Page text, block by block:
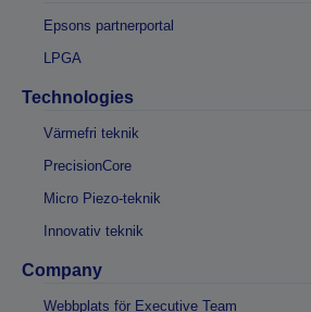
Epsons partnerportal
LPGA
Technologies
Värmefri teknik
PrecisionCore
Micro Piezo-teknik
Innovativ teknik
Company
Webbplats för Executive Team